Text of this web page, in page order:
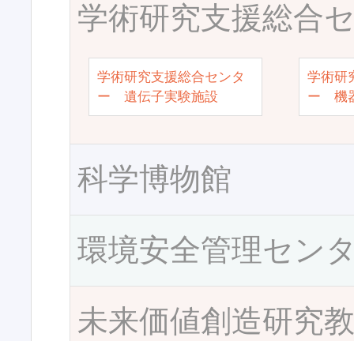
学術研究支援総合
学術研究支援総合センタ
ー 遺伝子実験施設
学術研
ー 機
科学博物館
環境安全管理セン
未来価値創造研究